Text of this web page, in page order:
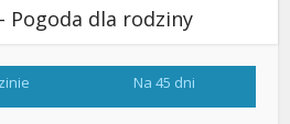
Pogoda dla rodziny
Na 45 dni